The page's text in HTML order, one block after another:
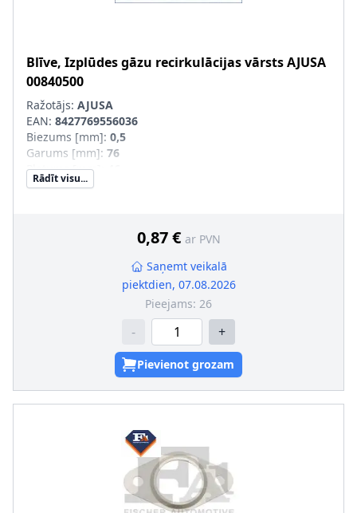
Blīve, Izplūdes gāzu recirkulācijas vārstsAJUSA
00840500
Ražotājs: AJUSA
EAN: 8427769556036
Biezums [mm]: 0,5
Garums [mm]: 76
Platums [mm]
Rādīt visu...
0,87 € ar PVN
Saņemt veikalā
piektdien, 07.08.2026
Pieejams: 26
- +
Pievienot grozam